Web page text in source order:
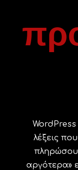
λέξεις
αργότερα»